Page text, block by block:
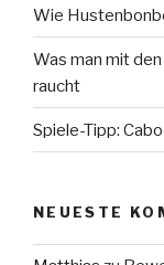
Wie
Was man mit
raucht
Spiele-Tipp:
NEUESTE